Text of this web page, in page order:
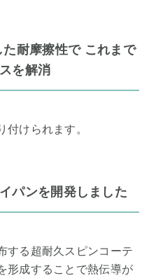
耐摩擦性で これまで
を解消
付けられます。
パンを開発しました
する超耐久スピンコーテ
形成することで熱伝導が